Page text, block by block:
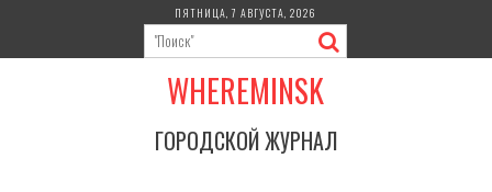
содержимому
ПЯТНИЦА, 7 АВГУСТА, 2026
WHEREMINSK
ГОРОДСКОЙ ЖУРНАЛ